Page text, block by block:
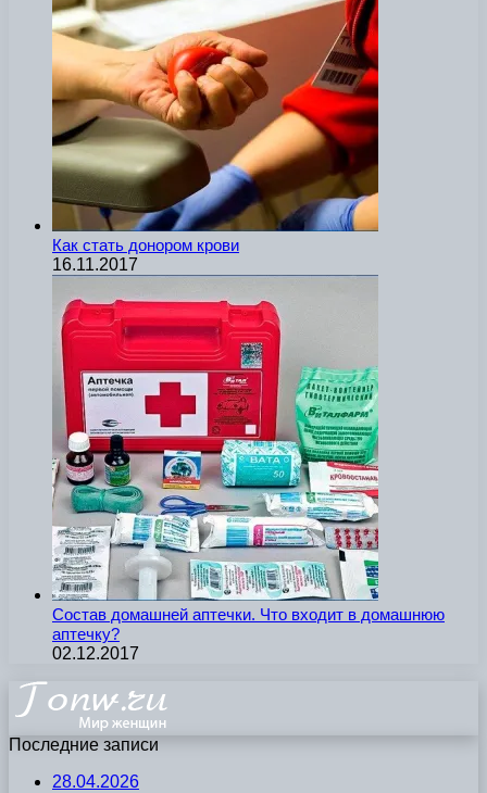
Как стать донором крови
16.11.2017
Состав домашней аптечки. Что входит в домашнюю
аптечку?
02.12.2017
Последние записи
28.04.2026